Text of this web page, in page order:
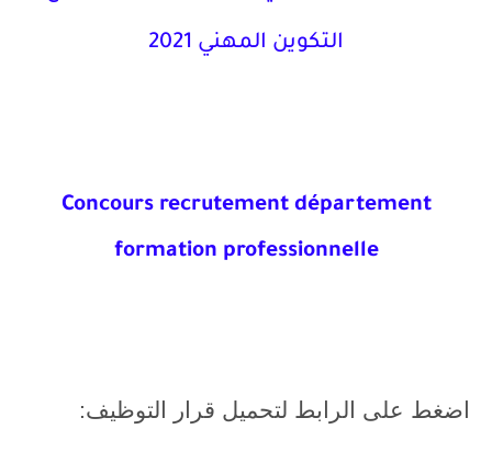
التكوين المهني 2021
Concours recrutement département
formation professionnelle
اضغط على الرابط لتحميل قرار التوظيف: